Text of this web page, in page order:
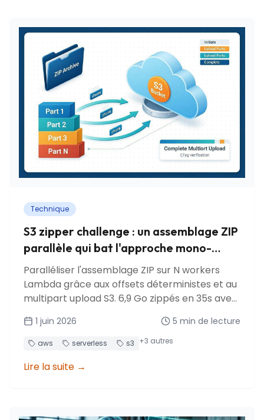
Technique
S3 zipper challenge : un assemblage ZIP
parallèle qui bat l'approche mono-
Lambda
Paralléliser l'assemblage ZIP sur N workers
Lambda grâce aux offsets déterministes et au
multipart upload S3. 6,9 Go zippés en 35s avec
1 juin 2026 5 min de lecture
aws serverless s3 +3 autres
Lire la suite →